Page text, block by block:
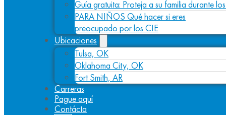
Guía gratuita: Proteja a su familia durante
PARA NIÑOS Qué hacer si eres
preocupado por los CIE
Ubicaciones
Tulsa, OK
Oklahoma City, OK
Fort Smith, AR
Carreras
Pague aquí
Contácta